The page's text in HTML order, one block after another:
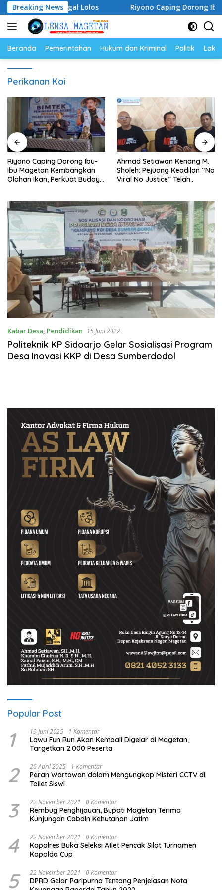
Langsung
ke
konten
Breaking News
Gagal Lolos Riyono Caping Dorong Ibu-Ibu
Beranda Pemerintahan Hukum dan Kriminal Politik
Perikanan Koi
Riyono Caping Dorong Ibu-
Ibu Magetan Kembangkan
Olahan Ikan, Perkuat Budaya
Ahmad Setiawan Kenang M.
Sholeh: Pejuang Keadilan “No
Viral No Justice” Telah
Kabar Desa, Pendidikan 15 Juni 2022
Politeknik KP Sidoarjo Gelar Sosialisasi Program
Desa Inovasi KKP di Desa Sumberdodol
Popular Post
1 19 Juni 2025 1 Komentar
Lawu Fun Run Akan Kembali Digelar di Magetan,
Targetkan 2.000 Peserta
2 26 April 2025 1 Komentar
Peran Wartawan dalam Mengungkap Misteri CCTV di
Toilet Siswi
3 22 November 2021 0 Komentar
Rembug Penghijauan, Bupati Magetan Terima
Kunjungan Cabdin Kehutanan Jatim
4 22 November 2021 0 Komentar
Kapolres Buka Seleksi Atlet Pencak Silat Turnamen
Kapolda Cup
5 22 November 2021 0 Komentar
DPRD Gelar Paripurna Tentang Penjelasan Nota